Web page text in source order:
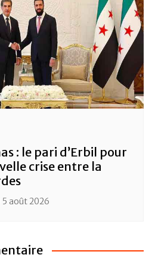
: le pari d’Erbil pour
crise entre la
5 août 2026